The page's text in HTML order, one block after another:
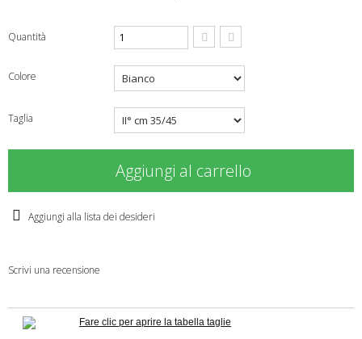
Quantità
Colore
Taglia
Aggiungi al carrello
Aggiungi alla lista dei desideri
Scrivi una recensione
Fare clic per aprire la tabella taglie